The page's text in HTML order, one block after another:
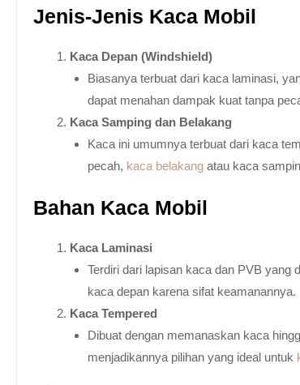
Jenis-Jenis Kaca Mobil
Kaca Depan (Windshield)
Biasanya terbuat dari kaca laminasi,
dapat menahan dampak kuat tanpa
Kaca Samping dan Belakang
Kaca ini umumnya terbuat dari kaca
pecah, kaca belakang atau kaca
Bahan Kaca Mobil
Kaca Laminasi
Terdiri dari lapisan kaca dan PVB yang
kaca depan karena sifat keamanannya.
Kaca Tempered
Dibuat dengan memanaskan kaca
menjadikannya pilihan yang ideal untuk